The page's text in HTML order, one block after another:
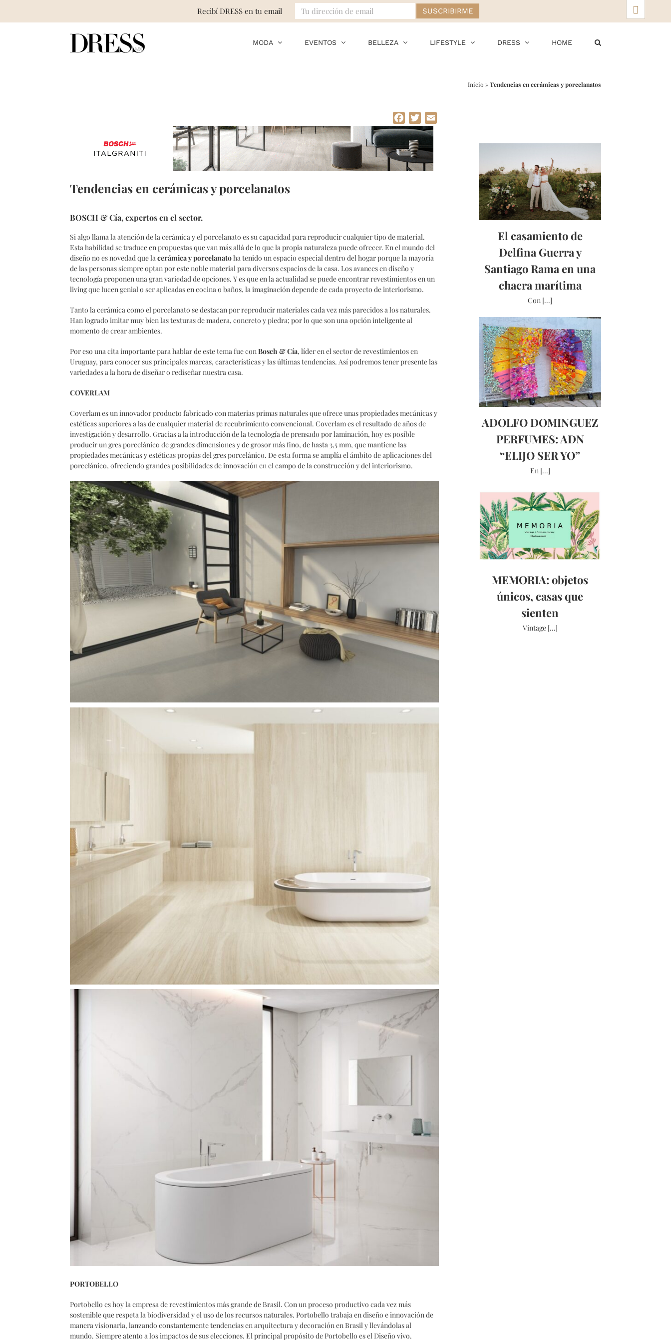
MODA EVENTOS BELLEZA LIFESTYLE DRESS HOME
Inicio »Tendencias en cerámicas y porcelanatos
Facebook
Twitter
Tendencias en cerámicas y porcelanatos
BOSCH & Cía, expertos en el sector.
Si algo llama la atención de la cerámica y el porcelanato es su capacidad para reproducir cualquier tipo de material.
Esta habilidad se traduce en propuestas que van más allá de lo que la propia naturaleza puede ofrecer. En el mundo del
diseño no es novedad que lacerámica y porcelanatoha tenido un espacio especial dentro del hogar porque la mayoría
de las personas siempre optan por este noble material para diversos espacios de la casa. Los avances en diseño y
tecnología proponen una gran variedad de opciones. Y es que en la actualidad se puede encontrar revestimientos en un
living que lucen genial o ser aplicadas en cocina o baños, la imaginación depende de cada proyecto de interiorismo.
Tanto la cerámica como el porcelanato se destacan por reproducir materiales cada vez más parecidos a los naturales.
Han logrado imitar muy bien las texturas de madera, concreto y piedra; por lo que son una opción inteligente al
momento de crear ambientes.
Por eso una cita importante para hablar de este tema fue conBosch & Cía, líder en el sector de revestimientos en
Uruguay, para conocer sus principales marcas, características y las últimas tendencias. Así podremos tener presente las
variedades a la hora de diseñar o rediseñar nuestra casa.
COVERLAM
Coverlam es un innovador producto fabricado con materias primas naturales que ofrece unas propiedades mecánicas y
estéticas superiores a las de cualquier material de recubrimiento convencional. Coverlam es el resultado de años de
investigación y desarrollo. Gracias a la introducción de la tecnología de prensado por laminación, hoy es posible
producir un gres porcelánico de grandes dimensiones y de grosor más fino, de hasta 3,5 mm, que mantiene las
propiedades mecánicas y estéticas propias del gres porcelánico. De esta forma se amplía el ámbito de aplicaciones del
porcelánico, ofreciendo grandes posibilidades de innovación en el campo de la construcción y del interiorismo.
PORTOBELLO
Portobello es hoy la empresa de revestimientos más grande de Brasil. Con un proceso productivo cada vez más
sostenible que respeta la biodiversidad y el uso de los recursos naturales. Portobello trabaja en diseño e innovación de
manera visionaria, lanzando constantemente tendencias en arquitectura y decoración en Brasil y llevándolas al
mundo. Siempre atento a los impactos de sus elecciones. El principal propósito de Portobello es el Diseño vivo.
El casamiento de
Delfina Guerra y
Santiago Rama en una
chacra marítima
Con [...]
ADOLFO DOMINGUEZ
PERFUMES: ADN
“ELIJO SER YO”
En [...]
MEMORIA: objetos
únicos, casas que
sienten
Vintage [...]
Recibí DRESS en tu email